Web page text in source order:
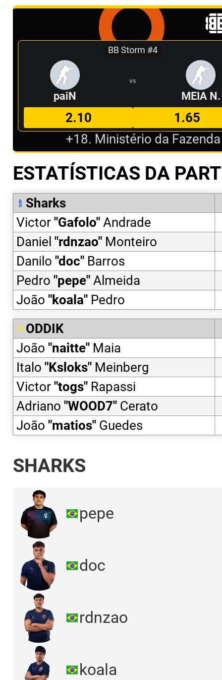
BB Storm #4
paiN
VS
MEIA N.
2.10
1.65
+18. Ministério da
ESTATÍSTICAS DA
Sharks
Victor "Gafolo" Andrade
Daniel "rdnzao" Monteiro
Danilo "doc" Barros
Pedro "pepe" Almeida
João "koala" Pedro
ODDIK
João "naitte" Maia
Italo "Ksloks" Meinberg
Victor "togs" Rapassi
Adriano "WOOD7" Cerato
João "matios" Guedes
SHARKS
pepe
doc
rdnzao
koala